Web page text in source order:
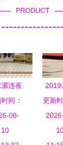
PRODUCT
----------------
连夜
急净
备，让
救援官
间：
08-
10
2019
消防
设备
智慧
更新